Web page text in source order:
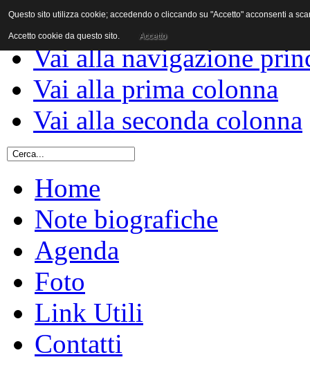
Vai al contenuto
Vai alla navigazione
Vai alla prima colonna
Vai alla seconda colonna
Home
Note biografiche
Agenda
Foto
Link Utili
Contatti
Questo sito utilizza cookie; accedendo o cliccando su "Accetto" acconsenti a
Accetto cookie da questo sito. Accetto